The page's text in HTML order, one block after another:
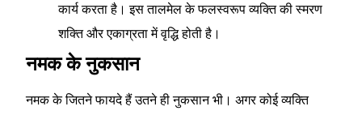
कार्य करता है। इस तालमेल के फलस्वरूप व्यक्ति की स्मरण
शक्ति और एकाग्रता में वृद्धि होती है।
नमक के नुकसान
नमक के जितने फायदे हैं उतने ही नुकसान भी। अगर कोई व्यक्ति